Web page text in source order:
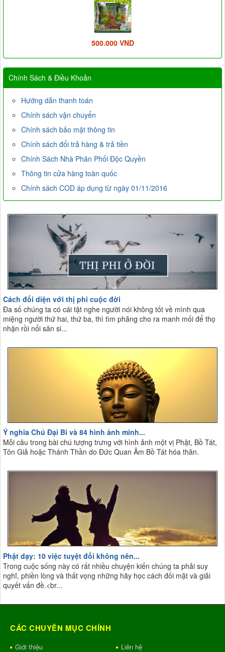
500.000 VND
Chính Sách & Điều Khoản
Hướng dẫn thanh toán
Chính sách vận chuyển
Chính sách bảo mật thông tin
Chính sách đổi trả hàng & trả tiền
Chính Sách Nhà Phân Phối Độc Quyền
Thông tin cửa hàng toàn quốc
Chính sách COD áp dụng từ ngày 01/11/2016
Cách đối diện với thị phi cuộc đời
Đa số chúng ta có cái tật nghe người nói không tốt về mình qua
miệng người thứ hai, thứ ba, thì tìm phăng cho ra manh mối để thọ
nhận rồi nổi sân si...
Ý nghĩa Chú Đại Bi và 84 hình ảnh minh...
Mỗi câu trong bài chú tượng trưng với hình ảnh một vị Phật, Bồ Tát,
Tôn Giả hoặc Thánh Thần do Đức Quan Âm Bồ Tát hóa thân.
Phật dạy: 10 việc tuyệt đối không nên...
Trong cuộc sống này có rất nhiều chuyện kiến chúng ta phải suy
nghĩ, phiền lòng và thất vọng những hãy học cách đối mặt và giải
quyết vấn đề.<br...
CÁC CHUYÊN MỤC CHÍNH
Giới thiệu
Liên hệ